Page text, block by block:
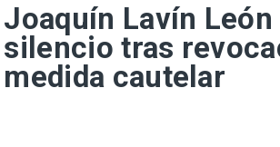
Joaquín Lavín León
silencio tras
medida cautelar